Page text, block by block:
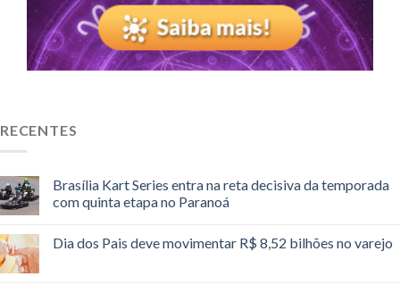
RECENTES
Brasília Kart Series entra na reta decisiva da temporada
com quinta etapa no Paranoá
Dia dos Pais deve movimentar R$ 8,52 bilhões no varejo